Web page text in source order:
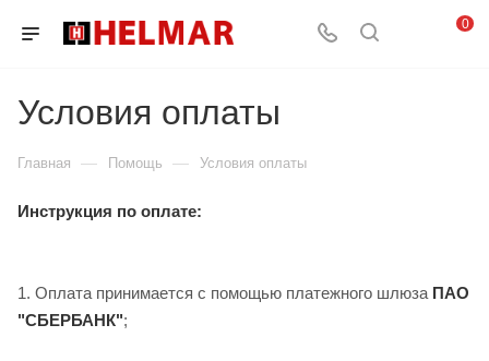
0
Условия оплаты
Главная — Помощь — Условия оплаты
Инструкция по оплате:
1. Оплата принимается с помощью платежного шлюза ПАО
"СБЕРБАНК";